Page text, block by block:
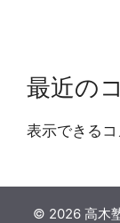
最近の
表示できるコ
© 2026 高木